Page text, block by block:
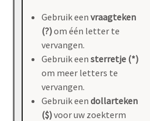
Gebruik een vraagteken
(?)om één letter te
vervangen.
Gebruik een sterretje (*)
om meer letters te
vervangen.
Gebruik een dollarteken
($)voor uw zoekterm